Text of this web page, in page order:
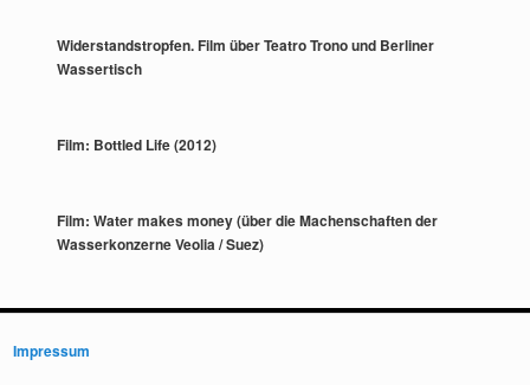
Widerstandstropfen. Film über Teatro Trono und Berliner
Wassertisch
Film: Bottled Life (2012)
Film: Water makes money (über die Machenschaften der
Wasserkonzerne Veolia / Suez)
Impressum